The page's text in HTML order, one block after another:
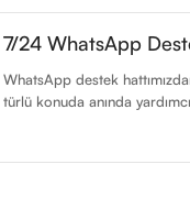
7/24 WhatsApp
WhatsApp destek
türlü konuda anında